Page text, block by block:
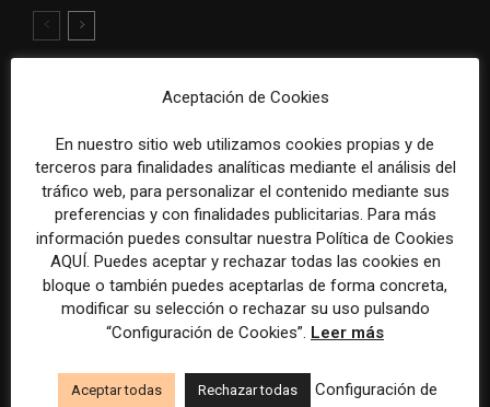
DEJA UNA RESPUESTA
Comentario:
Aceptación de Cookies
En nuestro sitio web utilizamos cookies propias y de
terceros para finalidades analíticas mediante el análisis del
tráfico web, para personalizar el contenido mediante sus
preferencias y con finalidades publicitarias. Para más
información puedes consultar nuestra Política de Cookies
AQUÍ. Puedes aceptar y rechazar todas las cookies en
bloque o también puedes aceptarlas de forma concreta,
modificar su selección o rechazar su uso pulsando
“Configuración de Cookies”. Leer más
Aceptar todas Rechazar todas
Configuración de